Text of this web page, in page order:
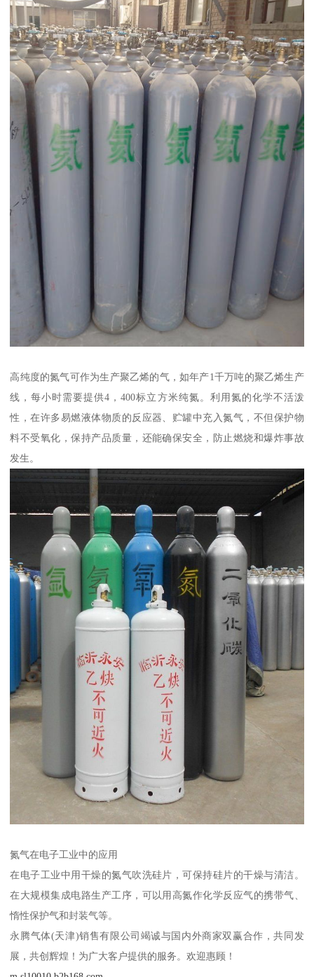
高纯度的氮气可作为生产聚乙烯的气，如年产1千万吨的聚乙烯生产
线，每小时需要提供4，400标立方米纯氮。利用氮的化学不活泼
性，在许多易燃液体物质的反应器、贮罐中充入氮气，不但保护物
料不受氧化，保持产品质量，还能确保安全，防止燃烧和爆炸事故
发生。
氮气在电子工业中的应用
在电子工业中用干燥的氮气吹洗硅片，可保持硅片的干燥与清洁。
在大规模集成电路生产工序，可以用高氮作化学反应气的携带气、
惰性保护气和封装气等。
永腾气体(天津)销售有限公司竭诚与国内外商家双赢合作，共同发
展，共创辉煌！为广大客户提供的服务。欢迎惠顾！